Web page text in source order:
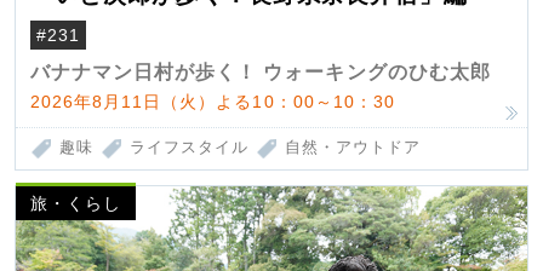
#231
バナナマン日村が歩く！ ウォーキングのひむ太郎
2026年8月11日（火）よる10：00～10：30
趣味 ライフスタイル 自然・アウトドア
旅・くらし